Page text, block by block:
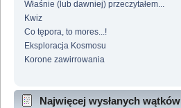
Właśnie (lub dawniej) przeczytałem...
Kwiz
Co tępora, to mores...!
Eksploracja Kosmosu
Korone zawirrowania
Najwięcej wysłanych wątków